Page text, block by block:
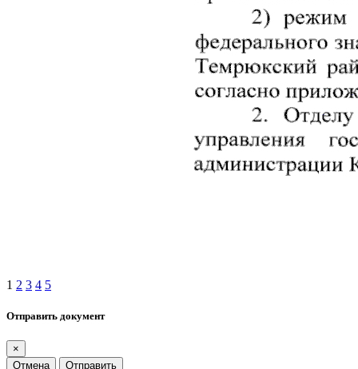
1 2 3 4 5
Отправить документ
×
Отмена
Отправить